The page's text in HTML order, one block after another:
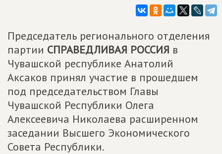
Председатель регионального отделения
партии СПРАВЕДЛИВАЯ РОССИЯ в
Чувашской республике Анатолий
Аксаков принял участие в прошедшем
под председательством Главы
Чувашской Республики Олега
Алексеевича Николаева расширенном
заседании Высшего Экономического
Совета Республики.